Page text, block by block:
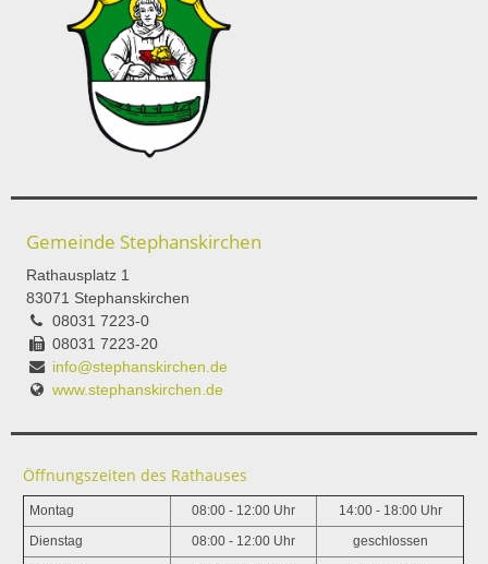
Gemeinde Stephanskirchen
Rathausplatz 1
83071 Stephanskirchen
08031 7223-0
08031 7223-20
info@stephanskirchen.de
www.stephanskirchen.de
Öffnungszeiten des Rathauses
Montag 08:00 - 12:00 Uhr 14:00 - 18:00 Uhr
Dienstag 08:00 - 12:00 Uhr geschlossen